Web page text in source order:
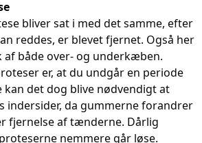
bliver sat i med det samme, efter
reddes, er blevet fjernet. Også her
både over- og underkæben.
er, at du undgår en periode
kan det dog blive nødvendigt at
indersider, da gummerne forandrer
fjernelse af tænderne. Dårlig
nemmere går løse.